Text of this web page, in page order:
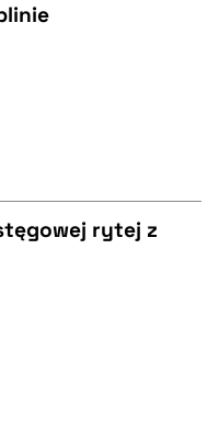
rytej z